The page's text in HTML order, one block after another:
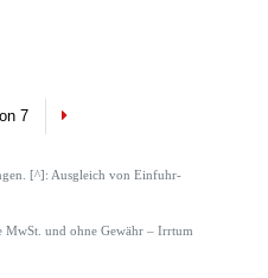
7 Next
[^]: Ausgleich von Einfuhr-
und ohne Gewähr – Irrtum